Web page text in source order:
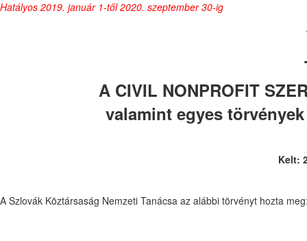
Hatályos 2019. január 1-től 2020. szeptember 30-ig
A CIVIL NONPROFIT
valamint egyes
Kelt:
A Szlovák Köztársaság Nemzeti Tanácsa az alábbi törvényt hozta